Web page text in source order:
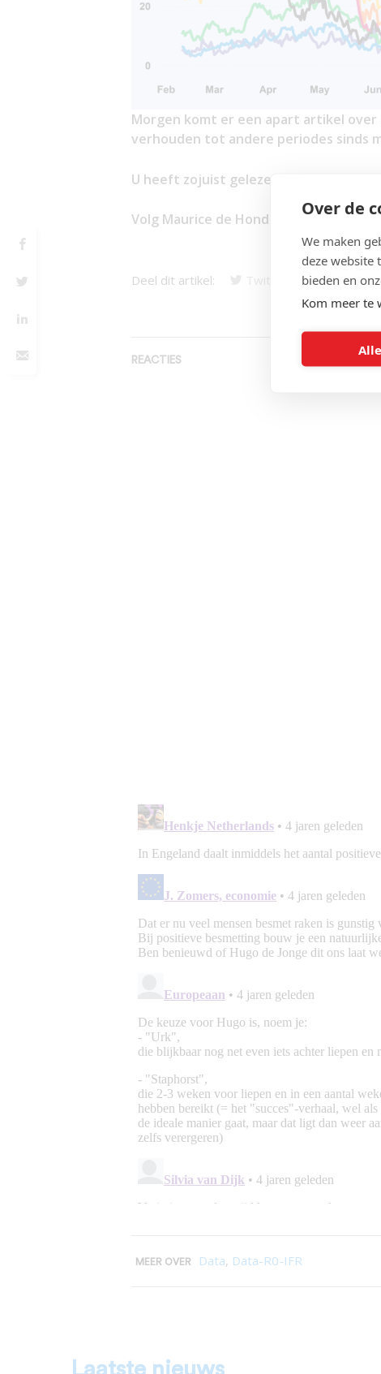
Over de
We maken
deze website
bieden en
Kom meer te
Morgen komt er een apart artikel
verhouden tot andere periodes sinds
U heeft zojuist gelezen: Covid
Volg Maurice de Hond op Twitter en
Deel dit artikel: Facebook
REACTIES
MEER OVER Data, Data-R0-IFR
Laatste nieuws